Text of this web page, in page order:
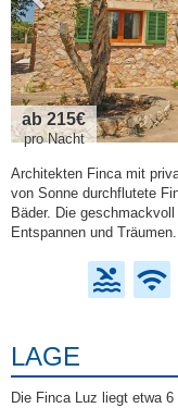
ab 215€
pro Nacht
Architekten Finca mit
von Sonne durchflutete
Bäder. Die
Entspannen und Träumen.
LAGE
Die Finca Luz liegt etwa